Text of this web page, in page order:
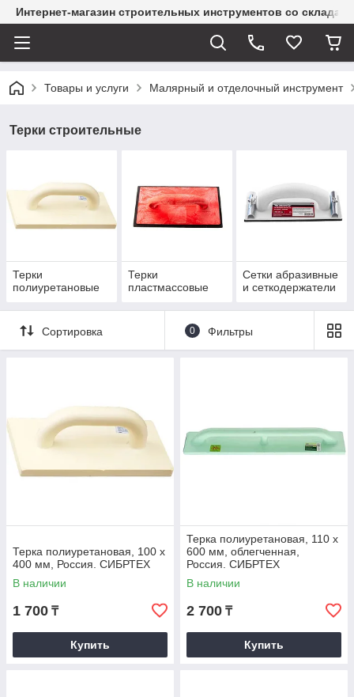
Интернет-магазин строительных инструментов со склада
Товары и услуги Малярный и отделочный инструмент
Терки строительные
Терки
полиуретановые
Терки
пластмассовые
Сетки абразивные
и сеткодержатели
Сортировка 0 Фильтры
Терка полиуретановая, 100 х
400 мм, Россия. СИБРТЕХ
В наличии
1 700 ₸
Купить
Терка полиуретановая, 110 х
600 мм, облегченная,
Россия. СИБРТЕХ
В наличии
2 700 ₸
Купить